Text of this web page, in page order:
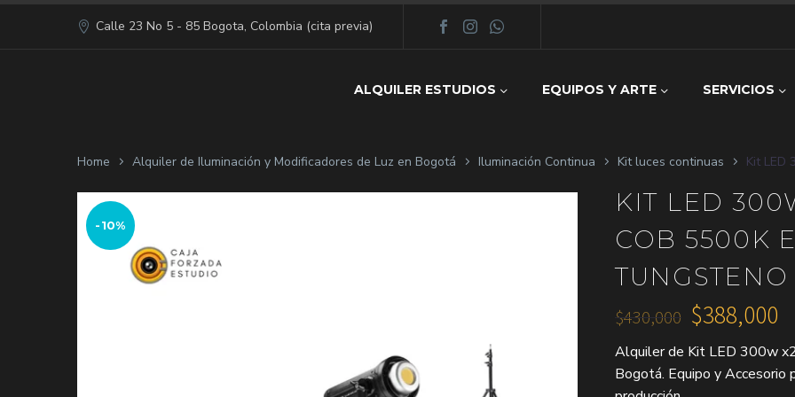
Calle 23 No 5 - 85 Bogota, Colombia (cita previa)
ALQUILER ESTUDIOS EQUIPOS Y ARTE SERVICIOS
Home Alquiler de Iluminación y Modificadores de Luz en Bogotá Iluminación Continua Kit luces continuas Kit LED
-10%
KIT LED
COB 5500K
TUNGSTENO
$430,000
precio
original
$388,000
precio
actual
Alquiler de Kit LED 300w
Bogotá. Equipo y Accesorio